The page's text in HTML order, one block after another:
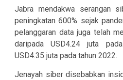
Jabra mendakwa serangan
peningkatan 600% sejak
pelanggaran datajuga telah
daripada USD4.24 juta
USD4.35 juta pada tahun 2022.
Jenayah siber disebabkan